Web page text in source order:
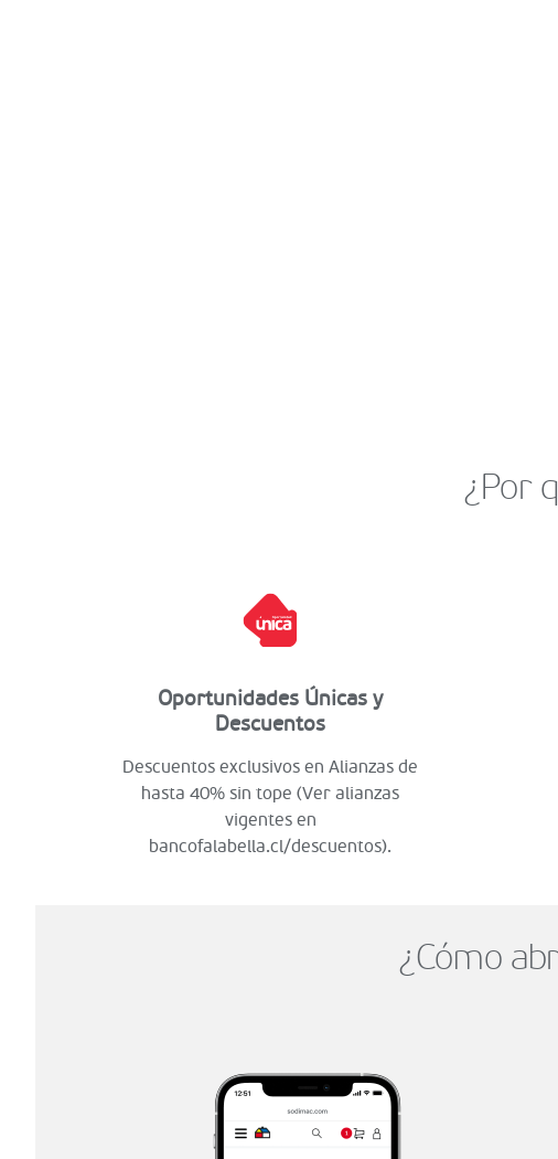
¿Por
Oportunidades Únicas y
Descuentos
Descuentos exclusivos en Alianzas de
hasta 40% sin tope (Ver alianzas
vigentes en
bancofalabella.cl/descuentos).
¿Cómo